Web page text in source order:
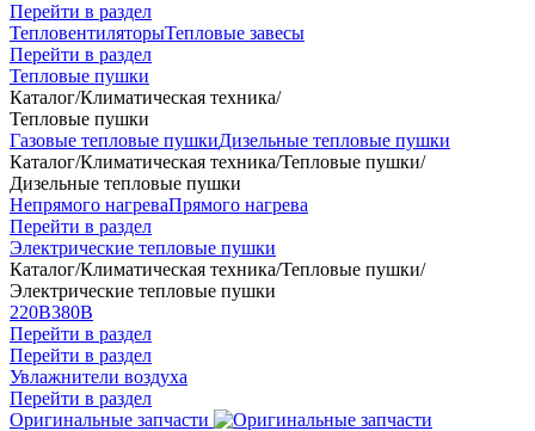
Перейти в раздел
ТепловентиляторыТепловые завесы
Перейти в раздел
Тепловые пушки
Каталог/Климатическая техника/
Тепловые пушки
Газовые тепловые пушкиДизельные тепловые пушки
Каталог/Климатическая техника/Тепловые пушки/
Дизельные тепловые пушки
Непрямого нагреваПрямого нагрева
Перейти в раздел
Электрические тепловые пушки
Каталог/Климатическая техника/Тепловые пушки/
Электрические тепловые пушки
220В380В
Перейти в раздел
Перейти в раздел
Увлажнители воздуха
Перейти в раздел
Оригинальные запчасти